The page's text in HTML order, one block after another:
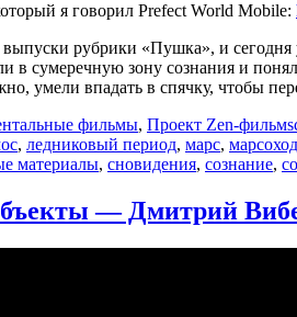
я говорил Prefect World Mobile:
рубрики «Пушка», и сегодня
сумеречную зону сознания и
умели впадать в спячку, чтобы
фильмы, Проект Zen-фильм
, ледниковый период, марс,
материалы, сновидения, сознание,
— Дмитрий